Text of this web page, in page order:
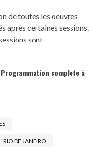
de toutes les oeuvres
après certaines sessions.
sont
complète à
RIO DE JANEIRO